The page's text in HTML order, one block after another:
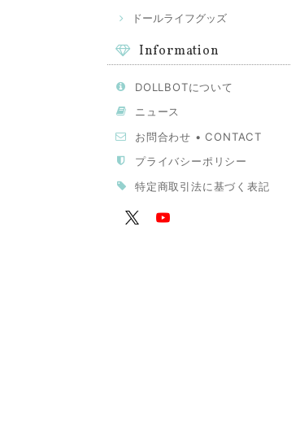
ドールライフグッズ
Information
DOLLBOTについて
ニュース
お問合わせ • CONTACT
プライバシーポリシー
特定商取引法に基づく表記